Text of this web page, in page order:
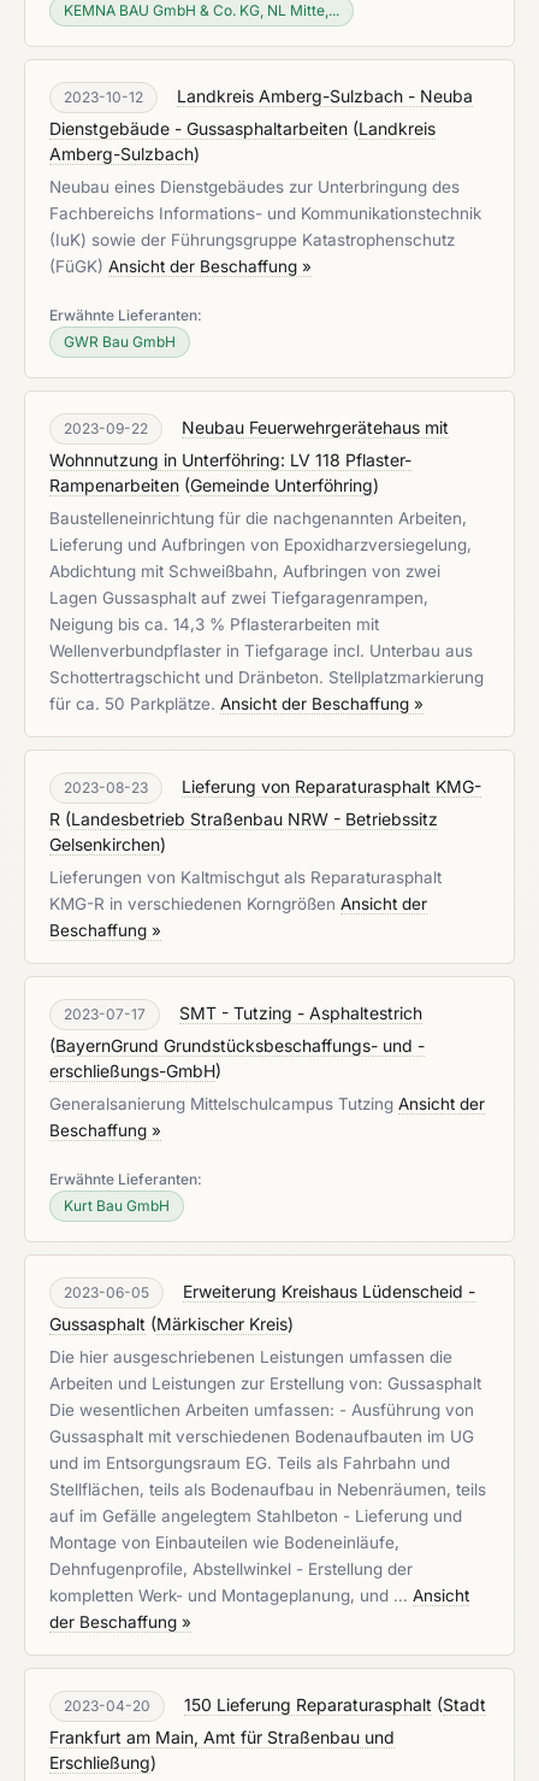
KEMNA BAU GmbH & Co. KG, NL Mitte,...
2023-10-12
Landkreis Amberg-Sulzbach - Neuba
Dienstgebäude - Gussasphaltarbeiten (Landkreis
Amberg-Sulzbach)
Neubau eines Dienstgebäudes zur Unterbringung des
Fachbereichs Informations- und Kommunikationstechnik
(IuK) sowie der Führungsgruppe Katastrophenschutz
(FüGK) Ansicht der Beschaffung »
Erwähnte Lieferanten:
GWR Bau GmbH
2023-09-22
Neubau Feuerwehrgerätehaus mit
Wohnnutzung in Unterföhring: LV 118 Pflaster-
Rampenarbeiten (Gemeinde Unterföhring)
Baustelleneinrichtung für die nachgenannten Arbeiten,
Lieferung und Aufbringen von Epoxidharzversiegelung,
Abdichtung mit Schweißbahn, Aufbringen von zwei
Lagen Gussasphalt auf zwei Tiefgaragenrampen,
Neigung bis ca. 14,3 % Pflasterarbeiten mit
Wellenverbundpflaster in Tiefgarage incl. Unterbau aus
Schottertragschicht und Dränbeton. Stellplatzmarkierung
für ca. 50 Parkplätze. Ansicht der Beschaffung »
2023-08-23
Lieferung von Reparaturasphalt KMG-
R (Landesbetrieb Straßenbau NRW - Betriebssitz
Gelsenkirchen)
Lieferungen von Kaltmischgut als Reparaturasphalt
KMG-R in verschiedenen Korngrößen Ansicht der
Beschaffung »
2023-07-17
SMT - Tutzing - Asphaltestrich
(BayernGrund Grundstücksbeschaffungs- und -
erschließungs-GmbH)
Generalsanierung Mittelschulcampus Tutzing Ansicht der
Beschaffung »
Erwähnte Lieferanten:
Kurt Bau GmbH
2023-06-05
Erweiterung Kreishaus Lüdenscheid -
Gussasphalt (Märkischer Kreis)
Die hier ausgeschriebenen Leistungen umfassen die
Arbeiten und Leistungen zur Erstellung von: Gussasphalt
Die wesentlichen Arbeiten umfassen: - Ausführung von
Gussasphalt mit verschiedenen Bodenaufbauten im UG
und im Entsorgungsraum EG. Teils als Fahrbahn und
Stellflächen, teils als Bodenaufbau in Nebenräumen, teils
auf im Gefälle angelegtem Stahlbeton - Lieferung und
Montage von Einbauteilen wie Bodeneinläufe,
Dehnfugenprofile, Abstellwinkel - Erstellung der
kompletten Werk- und Montageplanung, und … Ansicht
der Beschaffung »
2023-04-20 150 Lieferung Reparaturasphalt (Stadt
Frankfurt am Main, Amt für Straßenbau und
Erschließung)